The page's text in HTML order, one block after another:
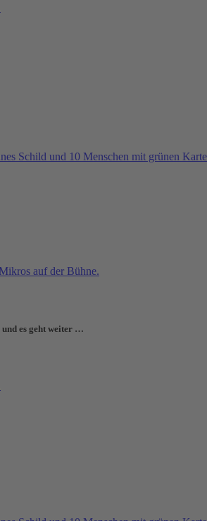
und es geht weiter …